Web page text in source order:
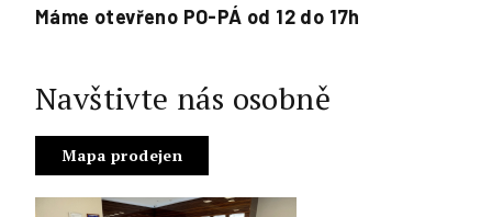
Máme otevřeno PO-PÁ od 12 do 17h
Navštivte nás osobně
Mapa prodejen